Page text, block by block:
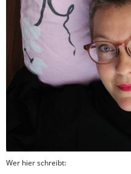
Wer hier schreibt: